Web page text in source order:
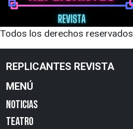
Todos los derechos reservados
REPLICANTES REVISTA
MENÚ
NOTICIAS
TEATRO